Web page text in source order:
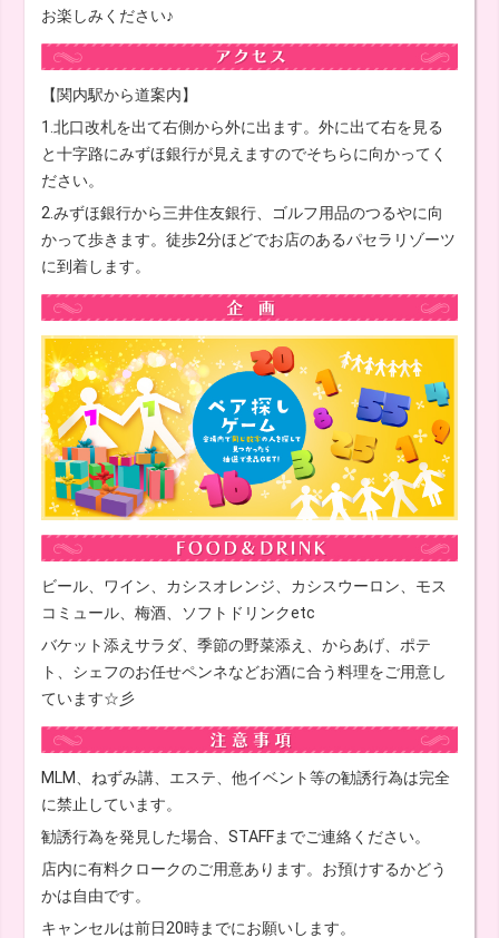
お楽しみください♪
【関内駅から道案内】
1.北口改札を出て右側から外に出ます。外に出て右を見る
と十字路にみずほ銀行が見えますのでそちらに向かってく
ださい。
2.みずほ銀行から三井住友銀行、ゴルフ用品のつるやに向
かって歩きます。徒歩2分ほどでお店のあるパセラリゾーツ
に到着します。
ビール、ワイン、カシスオレンジ、カシスウーロン、モス
コミュール、梅酒、ソフトドリンクetc
バケット添えサラダ、季節の野菜添え、からあげ、ポテ
ト、シェフのお任せペンネなどお酒に合う料理をご用意し
ています☆彡
MLM、ねずみ講、エステ、他イベント等の勧誘行為は完全
に禁止しています。
勧誘行為を発見した場合、STAFFまでご連絡ください。
店内に有料クロークのご用意あります。お預けするかどう
かは自由です。
キャンセルは前日20時までにお願いします。